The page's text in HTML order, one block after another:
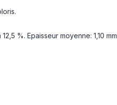
%. Epaisseur moyenne: 1,10 mm